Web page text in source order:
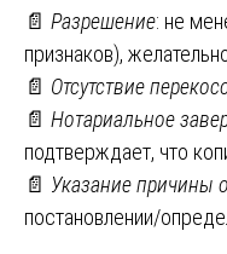
📄 Разрешение: не
признаков),
📄 Отсутствие
📄 Нотариальное
подтверждает, что
📄 Указание причины
постановлении/